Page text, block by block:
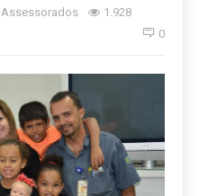
Assessorados
1.928
0